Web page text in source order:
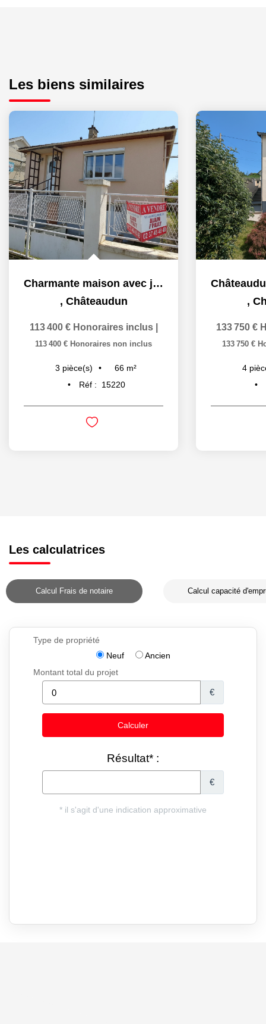
Les biens similaires
Charmante maison avec jardin Quartier calme à Châteaudun
, Châteaudun
113 400 € Honoraires inclus
113 400 € Honoraires non inclus
3 pièce(s) 66 m²
Réf :
15220
,
133 750 €
133 750 €
4
Les calculatrices
Calcul Frais de notaire Calcul capacité